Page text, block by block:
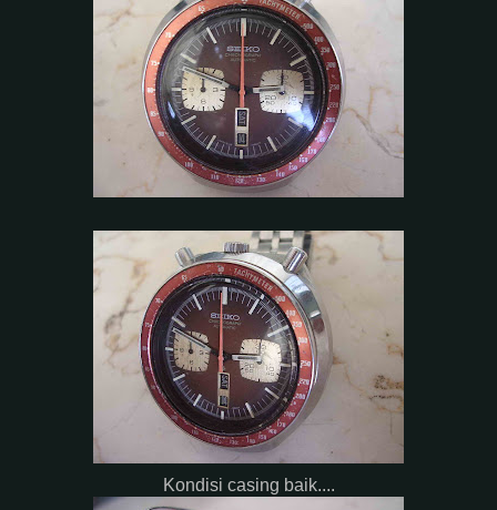
Kondisi casing baik....